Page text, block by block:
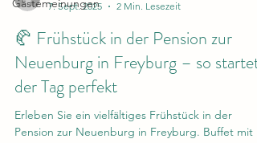
Gästemeinungen
7. Sept. 2025
2 Min. Lesezeit
🥐 Frühstück in der Pension zur
Neuenburg in Freyburg – so startet
der Tag perfekt
Erleben Sie ein vielfältiges Frühstück in der
Pension zur Neuenburg in Freyburg. Buffet mit